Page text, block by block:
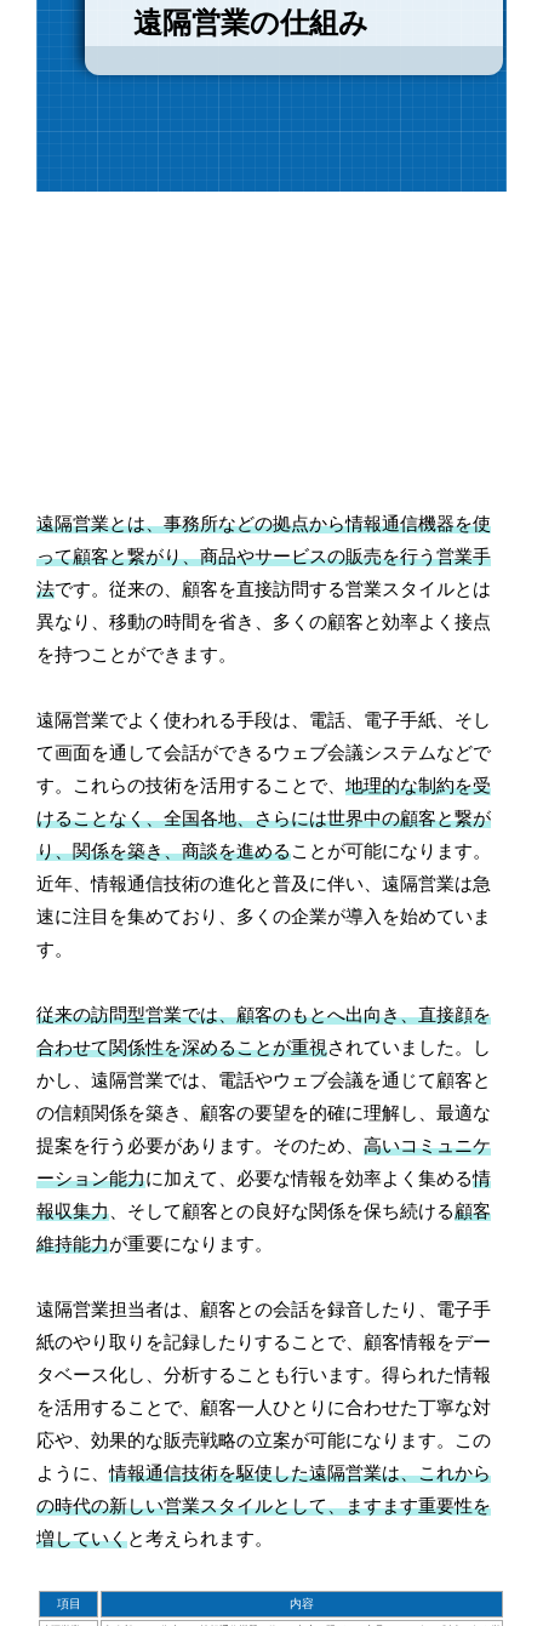
遠隔営業の仕組み
遠隔営業とは、事務所などの拠点から情報通信機器を使
って顧客と繋がり、商品やサービスの販売を行う営業手
法です。従来の、顧客を直接訪問する営業スタイルとは
異なり、移動の時間を省き、多くの顧客と効率よく接点
を持つことができます。
遠隔営業でよく使われる手段は、電話、電子手紙、そし
て画面を通して会話ができるウェブ会議システムなどで
す。これらの技術を活用することで、地理的な制約を受
けることなく、全国各地、さらには世界中の顧客と繋が
り、関係を築き、商談を進めることが可能になります。
近年、情報通信技術の進化と普及に伴い、遠隔営業は急
速に注目を集めており、多くの企業が導入を始めていま
す。
従来の訪問型営業では、顧客のもとへ出向き、直接顔を
合わせて関係性を深めることが重視されていました。し
かし、遠隔営業では、電話やウェブ会議を通じて顧客と
の信頼関係を築き、顧客の要望を的確に理解し、最適な
提案を行う必要があります。そのため、高いコミュニケ
ーション能力に加えて、必要な情報を効率よく集める情
報収集力 、そして顧客との良好な関係を保ち続ける顧客
維持能力が重要になります。
遠隔営業担当者は、顧客との会話を録音したり、電子手
紙のやり取りを記録したりすることで、顧客情報をデー
タベース化し、分析することも行います。得られた情報
を活用することで、顧客一人ひとりに合わせた丁寧な対
応や、効果的な販売戦略の立案が可能になります。この
ように、情報通信技術を駆使した遠隔営業は、これから
の時代の新しい営業スタイルとして、ますます重要性を
増していくと考えられます。
項目 内容